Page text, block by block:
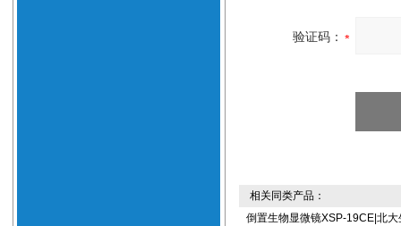
验证码：
相关同类产品：
倒置生物显微镜XSP-19CE|北大